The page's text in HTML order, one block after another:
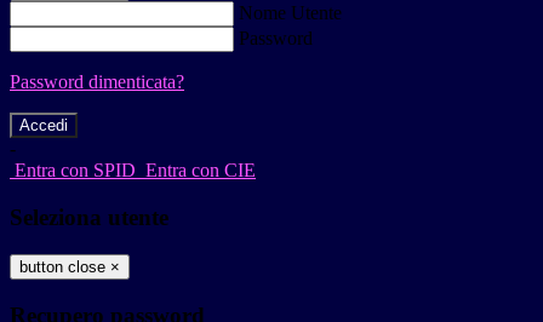
Nome Utente
Password
Password dimenticata?
-
Entra con SPID Entra con CIE
Seleziona utente
button close ×
Recupero password